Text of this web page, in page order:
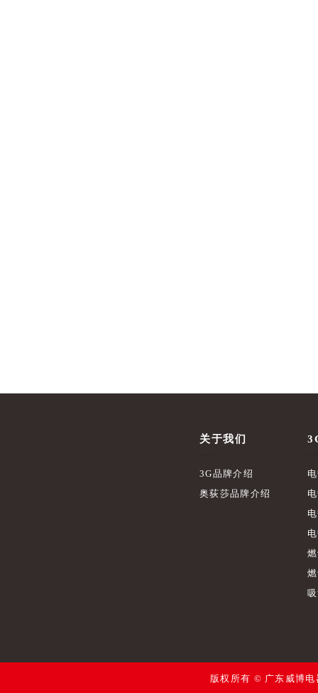
关于我们
3G品牌介绍
奥荻莎品牌介绍
版权所有 © 广东威博